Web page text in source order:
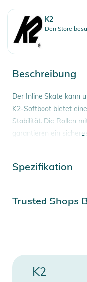
K2
Den Store
Beschreibung
Der Inline Skate kann
K2-Softboot bietet
Stabilität. Die Rollen
garantieren ein
Eigenschaften:
- Schnürung: Speed
- 5 Size Adjustability
-
Spezifikation
Trusted Shops
K2